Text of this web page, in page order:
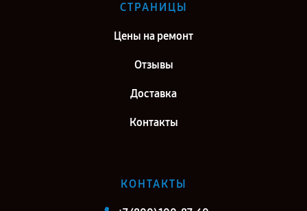
СТРАНИЦЫ
Цены на ремонт
Отзывы
Доставка
Контакты
КОНТАКТЫ